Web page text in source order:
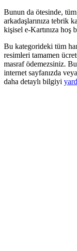
Bunun da ötesinde,
arkadaşlarınıza tebrik
kişisel e-Kartınıza hoş
Bu kategorideki tüm
resimleri tamamen
masraf ödemezsiniz.
internet sayfanızda
daha detaylı bilgiyi